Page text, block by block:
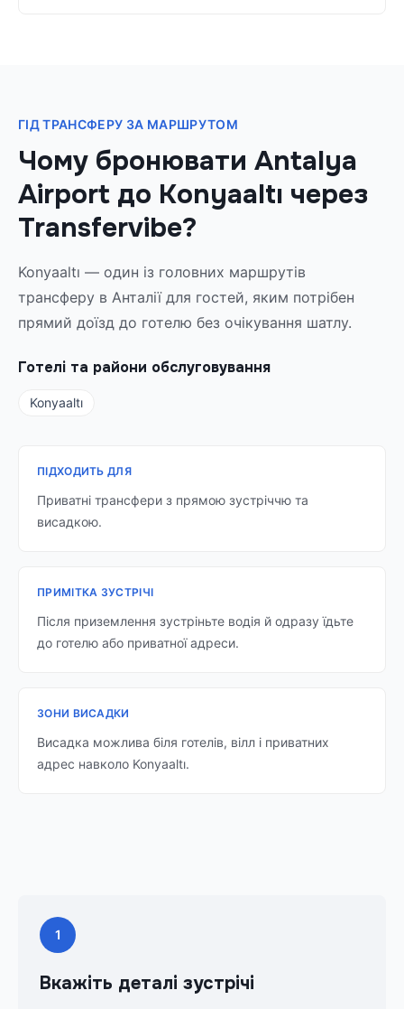
ГІД ТРАНСФЕРУ ЗА МАРШРУТОМ
Чому бронювати Antalya
Airport до Konyaaltı через
Transfervibe?
Konyaaltı — один із головних маршрутів
трансферу в Анталії для гостей, яким потрібен
прямий доїзд до готелю без очікування шатлу.
Готелі та райони обслуговування
Konyaaltı
ПІДХОДИТЬ ДЛЯ
Приватні трансфери з прямою зустріччю та
висадкою.
ПРИМІТКА ЗУСТРІЧІ
Після приземлення зустріньте водія й одразу їдьте
до готелю або приватної адреси.
ЗОНИ ВИСАДКИ
Висадка можлива біля готелів, вілл і приватних
адрес навколо Konyaaltı.
1
Вкажіть деталі зустрічі